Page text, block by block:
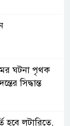
ঘটনা পৃথক
সিদ্ধান্ত
হবে লটারিতে,